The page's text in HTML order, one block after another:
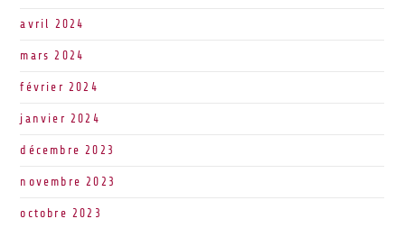
avril 2024
mars 2024
février 2024
janvier 2024
décembre 2023
novembre 2023
octobre 2023